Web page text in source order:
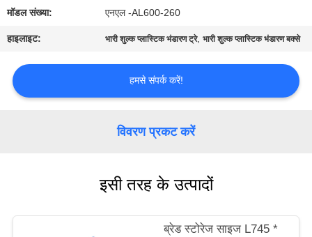
संपर्क
एक
मॉडल संख्या: एनएल -AL600-260
हाइलाइट: भारी शुल्क प्लास्टिक भंडारण ट्रे,भारी शुल्क प्लास्टिक भंडारण बक्से
हमसे संपर्क करें!
विवरण प्रकट करें
इसी तरह के उत्पादों
ब्रेड स्टोरेज साइज L745 *